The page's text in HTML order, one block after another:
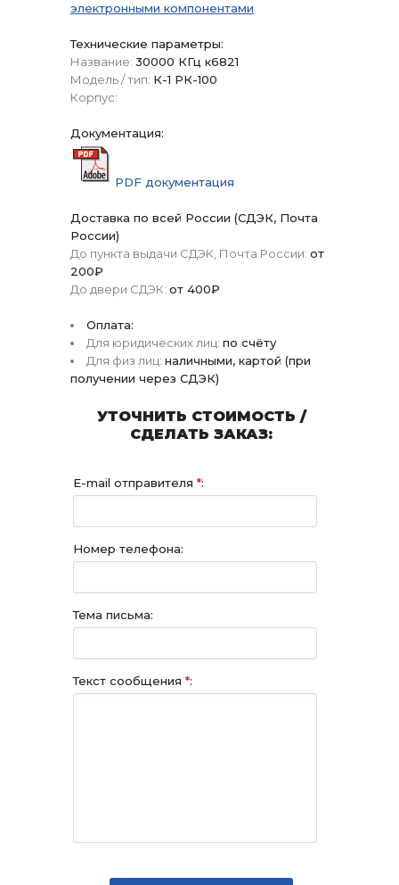
электронными компонентами
Технические параметры:
Название: 30000 КГц к6821
Модель / тип: К-1 РК-100
Корпус:
Документация:
PDF документация
Доставка по всей России (СДЭК, Почта
России)
До пункта выдачи СДЭК, Почта России: от
200₽
До двери СДЭК: от 400₽
Оплата:
Для юридических лиц: по счёту
Для физ лиц: наличными, картой (при
получении через СДЭК)
УТОЧНИТЬ СТОИМОСТЬ /
СДЕЛАТЬ ЗАКАЗ:
E-mail отправителя *:
Номер телефона:
Тема письма:
Текст сообщения *: